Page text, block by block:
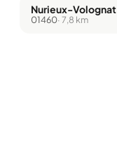
Nurieux-Volognat
01460· 7,8 km